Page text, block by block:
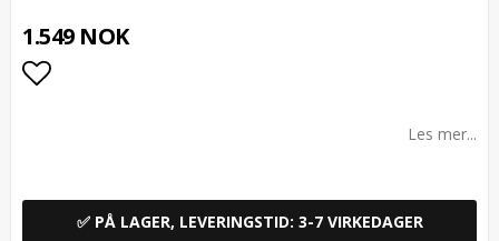
1.549 NOK
Les mer...
✅ PÅ LAGER, LEVERINGSTID: 3-7 VIRKEDAGER